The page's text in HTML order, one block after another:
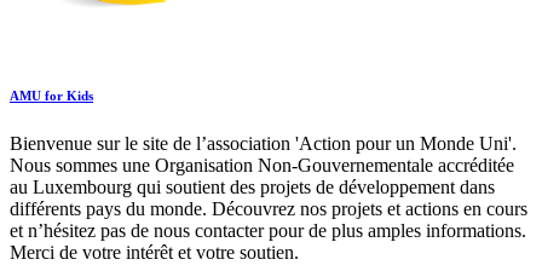
AMU for Kids
Bienvenue sur le site de l’association 'Action pour un Monde Uni'.
Nous sommes une Organisation Non-Gouvernementale accréditée
au Luxembourg qui soutient des projets de développement dans
différents pays du monde. Découvrez nos projets et actions en cours
et n’hésitez pas de nous contacter pour de plus amples informations.
Merci de votre intérêt et votre soutien.